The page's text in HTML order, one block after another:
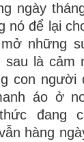
ngày
nó để lại
những
sau là cảm
con người
áo ở
đang
hàng